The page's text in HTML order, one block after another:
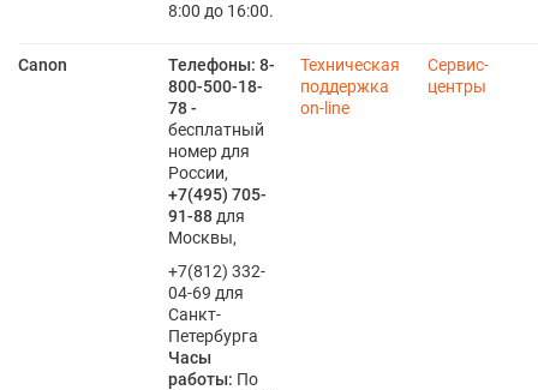
8:00 до 16:00.
Canon Телефоны: 8-
800-500-18-
78 -
бесплатный
номер для
России,
+7(495) 705-
91-88 для
Москвы,
+7(812) 332-
04-69 для
Санкт-
Петербурга
Часы
работы: По
Техническая
поддержка
on-line
Сервис-
центры